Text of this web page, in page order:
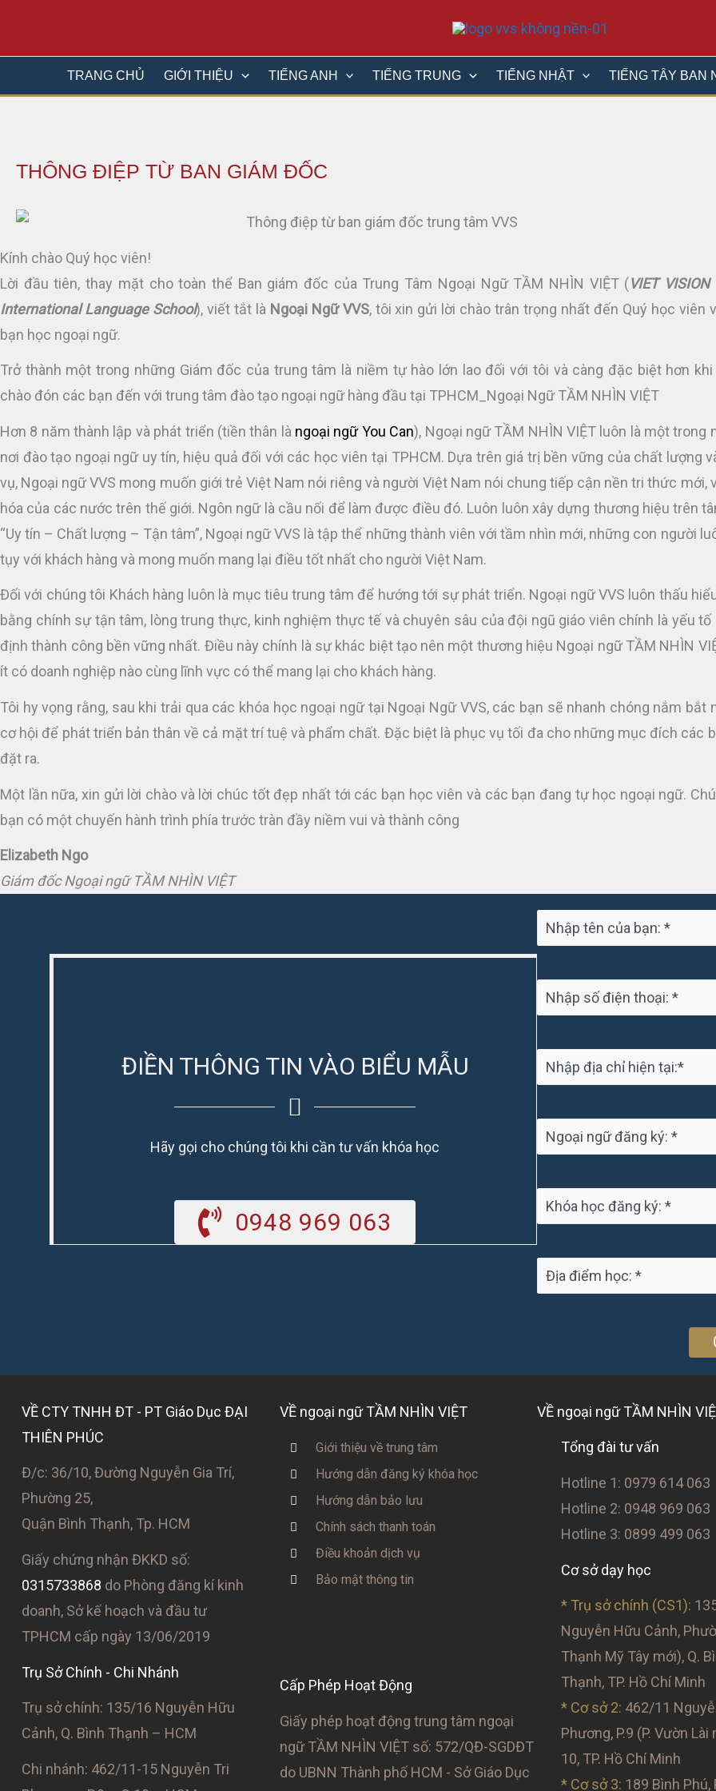
TRANG CHỦ GIỚI THIỆU TIẾNG ANH TIẾNG TRUNG TIẾNG NHẬT TIẾNG TÂY BAN
THÔNG ĐIỆP TỪ BAN GIÁM ĐỐC
Kính chào Quý học viên!
Lời đầu tiên, thay mặt cho toàn thể Ban giám đốc của Trung Tâm Ngoại Ngữ TẦM NHÌN VIỆT (VIET
International Language School), viết tắt là Ngoại Ngữ VVS, tôi xin gửi lời chào trân trọng nhất đến Quý học viên
bạn học ngoại ngữ.
Trở thành một trong những Giám đốc của trung tâm là niềm tự hào lớn lao đối với tôi và càng đặc biệt hơn
chào đón các bạn đến với trung tâm đào tạo ngoại ngữ hàng đầu tại TPHCM_Ngoại Ngữ TẦM NHÌN VIỆT
Hơn 8 năm thành lập và phát triển (tiền thân là ngoại ngữ You Can), Ngoại ngữ TẦM NHÌN VIỆT luôn là một trong
nơi đào tạo ngoại ngữ uy tín, hiệu quả đối với các học viên tại TPHCM. Dựa trên giá trị bền vững của chất lượng
vụ, Ngoại ngữ VVS mong muốn giới trẻ Việt Nam nói riêng và người Việt Nam nói chung tiếp cận nền tri thức mới,
hóa của các nước trên thế giới. Ngôn ngữ là cầu nối để làm được điều đó. Luôn luôn xây dựng thương hiệu trên
“Uy tín – Chất lượng – Tận tâm”, Ngoại ngữ VVS là tập thể những thành viên với tầm nhìn mới, những con người
tụy với khách hàng và mong muốn mang lại điều tốt nhất cho người Việt Nam.
Đối với chúng tôi Khách hàng luôn là mục tiêu trung tâm để hướng tới sự phát triển. Ngoại ngữ VVS luôn thấu
bằng chính sự tận tâm, lòng trung thực, kinh nghiệm thực tế và chuyên sâu của đội ngũ giáo viên chính là yếu tố
định thành công bền vững nhất. Điều này chính là sự khác biệt tạo nên một thương hiệu Ngoại ngữ TẦM NHÌN
ít có doanh nghiệp nào cùng lĩnh vực có thể mang lại cho khách hàng.
Tôi hy vọng rằng, sau khi trải qua các khóa học ngoại ngữ tại Ngoại Ngữ VVS, các bạn sẽ nhanh chóng nắm bắt
cơ hội để phát triển bản thân về cả mặt trí tuệ và phẩm chất. Đặc biệt là phục vụ tối đa cho những mục đích các
đặt ra.
Một lần nữa, xin gửi lời chào và lời chúc tốt đẹp nhất tới các bạn học viên và các bạn đang tự học ngoại ngữ.
bạn có một chuyến hành trình phía trước tràn đầy niềm vui và thành công
Elizabeth Ngo
Giám đốc Ngoại ngữ TẦM NHÌN VIỆT
ĐIỀN THÔNG TIN VÀO BIỂU MẪU
Hãy gọi cho chúng tôi khi cần tư vấn khóa học
0948 969 063
VỀ CTY TNHH ĐT - PT Giáo Dục ĐẠI
THIÊN PHÚC
Đ/c: 36/10, Đường Nguyễn Gia Trí,
Phường 25,
Quận Bình Thạnh, Tp. HCM
Giấy chứng nhận ĐKKD số:
0315733868 do Phòng đăng kí kinh
doanh, Sở kế hoạch và đầu tư
TPHCM cấp ngày 13/06/2019
Trụ Sở Chính - Chi Nhánh
Trụ sở chính: 135/16 Nguyễn Hữu
Cảnh, Q. Bình Thạnh – HCM
Chi nhánh: 462/11-15 Nguyễn Tri
VỀ ngoại ngữ TẦM NHÌN VIỆT
Giới thiệu về trung tâm
Hướng dẫn đăng ký khóa học
Hướng dẫn bảo lưu
Chính sách thanh toán
Điều khoản dịch vụ
Bảo mật thông tin
Cấp Phép Hoạt Động
Giấy phép hoạt động trung tâm ngoại
ngữ TẦM NHÌN VIỆT số: 572/QĐ-SGDĐT
do UBNN Thành phố HCM - Sở Giáo Dục
VỀ ngoại ngữ TẦM NHÌN
Tổng đài tư vấn
Hotline 1: 0979 614 063
Hotline 2: 0948 969 063
Hotline 3: 0899 499 063
Cơ sở dạy học
* Trụ sở chính (CS1):
Nguyễn Hữu Cảnh,
Thạnh Mỹ Tây mới), Q.
Thạnh, TP. Hồ Chí Minh
* Cơ sở 2: 462/11
Phương, P.9 (P. Vườn Lài
10, TP. Hồ Chí Minh
* Cơ sở 3: 189 Bình Phú,